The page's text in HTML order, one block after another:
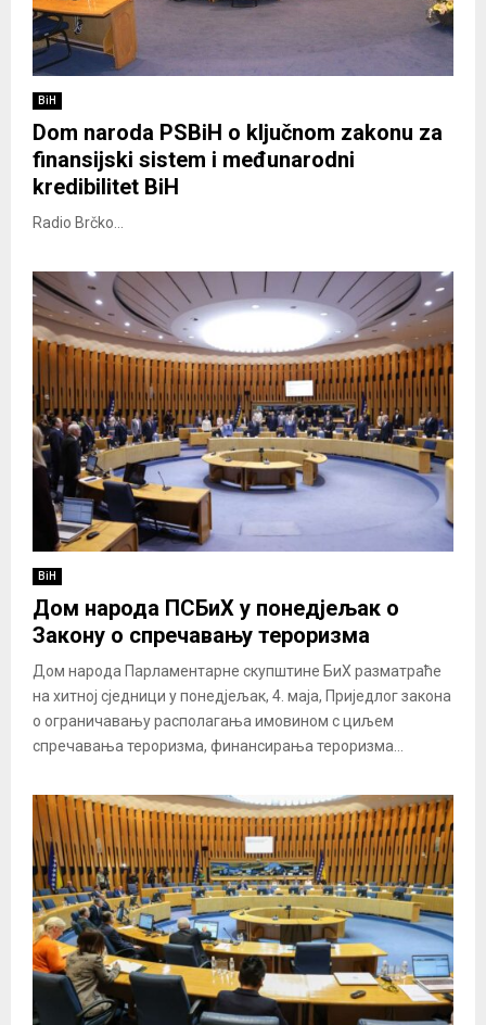
BiH
Dom naroda PSBiH o ključnom zakonu za
finansijski sistem i međunarodni
kredibilitet BiH
Radio Brčko...
BiH
Дом народа ПСБиХ у понед‌јељак о
Закону о спречавању тероризма
Дом народа Парламентарне скупштине БиХ разматраће
на хитној сједници у понед‌јељак, 4. маја, Приједлог закона
о ограничавању располагања имовином с циљем
спречавања тероризма, финансирања тероризма...